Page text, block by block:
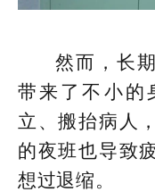
然而，长
带来了不小的
立、搬抬病人
的夜班也导致
想过退缩。